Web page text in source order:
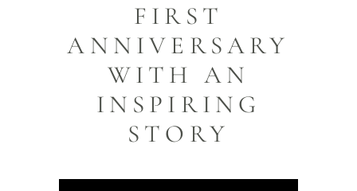
FIRST
ANNIVERSARY
WITH AN
INSPIRING
STORY